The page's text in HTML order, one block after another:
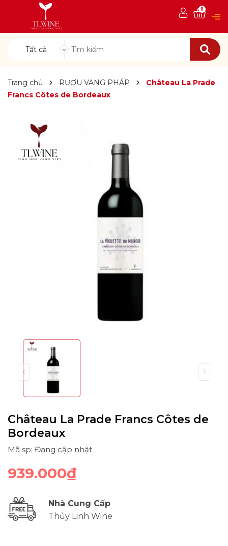
Tất cả
0
Trang chủ RƯỢU VANG PHÁP
Château La Prade
Francs Côtes de Bordeaux
Château La Prade Francs Côtes de
Bordeaux
Mã sp: Đang cập nhật
939.000₫
Nhà Cung Cấp
Thủy Linh Wine